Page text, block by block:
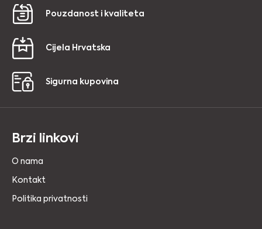
Pouzdanost i kvaliteta
Cijela Hrvatska
Sigurna kupovina
Brzi linkovi
O nama
Kontakt
Politika privatnosti